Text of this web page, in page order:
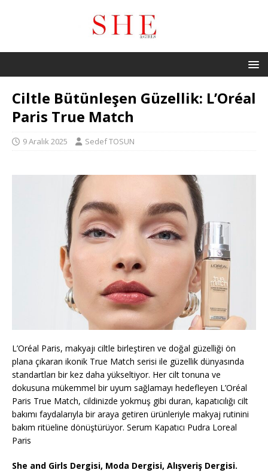
Ciltle Bütünleşen Güzellik: L’Oréal
Paris True Match
9 Aralık 2025 Sedef TOSUN
L’Oréal Paris, makyajı ciltle birleştiren ve doğal güzelliği ön
plana çıkaran ikonik True Match serisi ile güzellik dünyasında
standartları bir kez daha yükseltiyor. Her cilt tonuna ve
dokusuna mükemmel bir uyum sağlamayı hedefleyen L’Oréal
Paris True Match, cildinizde yokmuş gibi duran, kapatıcılığı cilt
bakımı faydalarıyla bir araya getiren ürünleriyle makyaj rutinini
bakım ritüeline dönüştürüyor. Serum Kapatıcı Pudra Loreal
Paris
She and Girls Dergisi, Moda Dergisi, Alışveriş Dergisi.